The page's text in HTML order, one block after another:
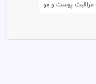
مراقبت پوست و مو